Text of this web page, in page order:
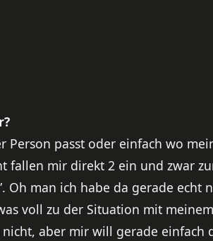
Person passt oder einfach wo
fallen mir direkt 2 ein und zwar
Oh man ich habe da gerade echt
voll zu der Situation mit
aber mir will gerade einfach